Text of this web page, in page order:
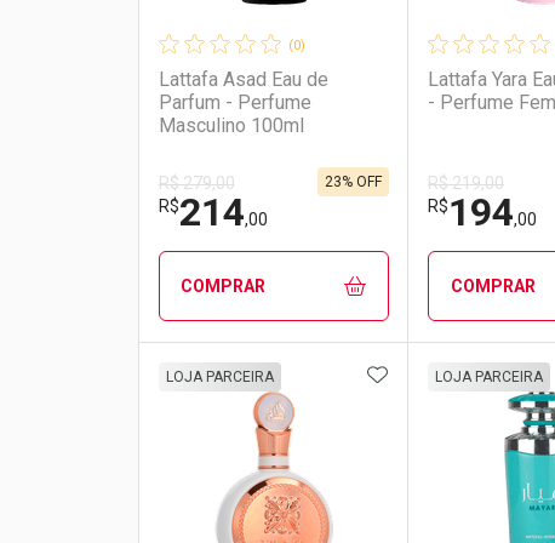
(0)
Lattafa Asad Eau de
Parfum - Perfume
Masculino 100ml
R$ 279,00
R$214,00
23% OFF
COMPRAR
FECHAR
Laboratório
FECHAR
Por Menos
Lattafa Yara
- Perfume
R$ 219,00
R$194,00
COMPRAR
Por
LOJA PARCEIRA ADICIONAR AOS
LOJA PARCEIRA